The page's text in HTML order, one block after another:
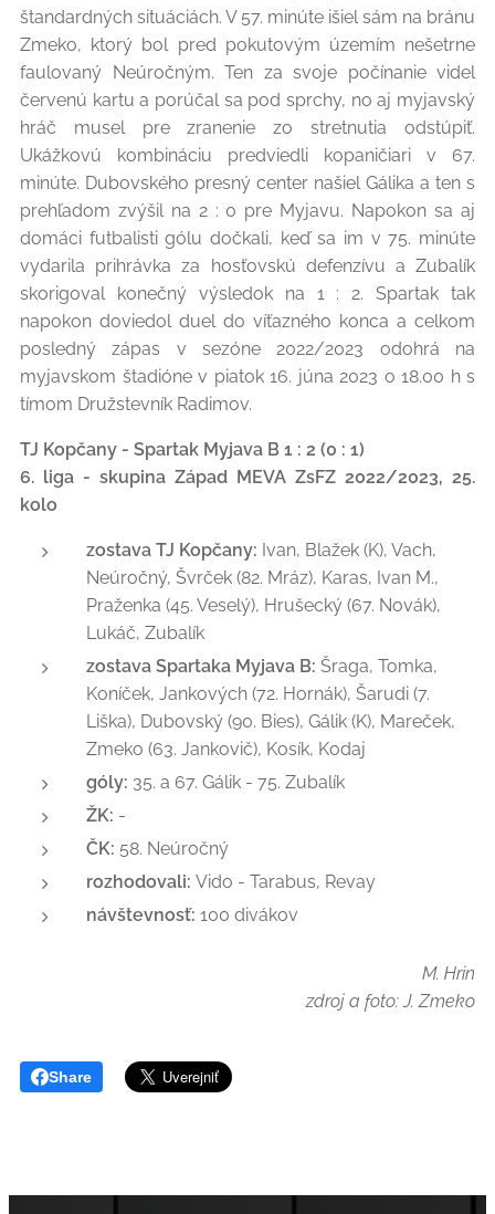
štandardných situáciách. V 57. minúte išiel sám na bránu
Zmeko, ktorý bol pred pokutovým územím nešetrne
faulovaný Neúročným. Ten za svoje počínanie videl
červenú kartu a porúčal sa pod sprchy, no aj myjavský
hráč musel pre zranenie zo stretnutia odstúpiť.
Ukážkovú kombináciu predviedli kopaničiari v 67.
minúte. Dubovského presný center našiel Gálika a ten s
prehľadom zvýšil na 2 : 0 pre Myjavu. Napokon sa aj
domáci futbalisti gólu dočkali, keď sa im v 75. minúte
vydarila prihrávka za hosťovskú defenzívu a Zubalík
skorigoval konečný výsledok na 1 : 2. Spartak tak
napokon doviedol duel do víťazného konca a celkom
posledný zápas v sezóne 2022/2023 odohrá na
myjavskom štadióne v piatok 16. júna 2023 o 18.00 h s
tímom Družstevník Radimov.
TJ Kopčany - Spartak Myjava B 1 : 2 (0 : 1)
6. liga - skupina Západ MEVA ZsFZ 2022/2023, 25.
kolo
zostava TJ Kopčany: Ivan, Blažek (K), Vach,
Neúročný, Švrček (82. Mráz), Karas, Ivan M.,
Praženka (45. Veselý), Hrušecký (67. Novák),
Lukáč, Zubalík
zostava Spartaka Myjava B: Šraga, Tomka,
Koníček, Jankových (72. Hornák), Šarudi (7.
Liška), Dubovský (90. Bies), Gálik (K), Mareček,
Zmeko (63. Jankovič), Kosík, Kodaj
góly: 35. a 67. Gálik - 75. Zubalík
ŽK: -
ČK: 58. Neúročný
rozhodovali: Vido - Tarabus, Revay
návštevnosť: 100 divákov
M. Hrin
zdroj a foto: J. Zmeko
Share